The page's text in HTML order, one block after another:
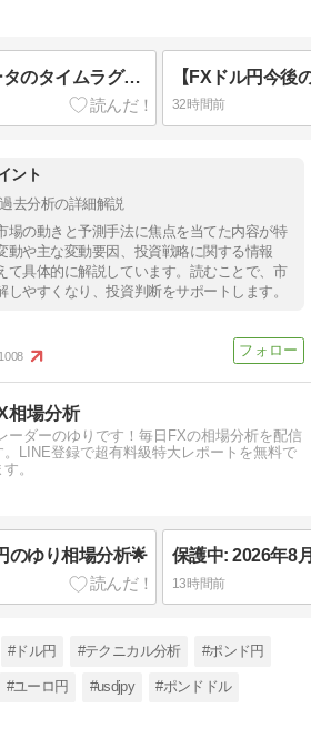
【FX】シカゴIMMデータのタイムラグに注意！為替介入とポジションの罠
32時間前
ント
去分析の詳細解説
場の動きと予測手法に焦点を当てた内容が特
動や主な変動要因、投資戦略に関する情報
て具体的に解説しています。読むことで、市
やすくなり、投資判断をサポートします。
1008
相場分析
ーダーのゆりです！毎日FXの相場分析を配信
。LINE登録で超有料級特大レポートを無料で
。
のゆり相場分析🌟
13時間前
#ドル円 #テクニカル分析 #ポンド円
#ユーロ円 #usdjpy #ポンドドル